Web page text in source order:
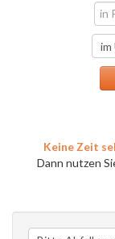
Keine Zeit
Dann nutzen